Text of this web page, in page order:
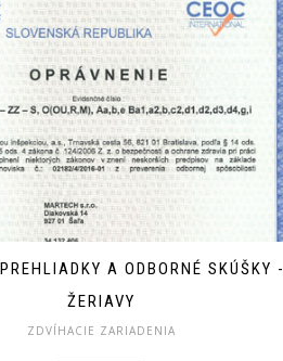
A ODBORNÉ SKÚŠKY -
ŽERIAVY
ZDVÍHACIE ZARIADENIA